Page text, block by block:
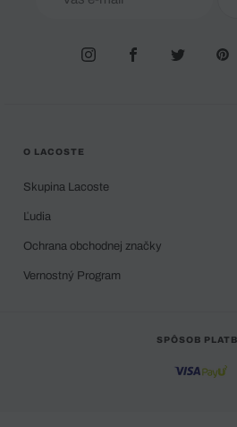
O LACOSTE
Skupina Lacoste
Ľudia
Ochrana obchodnej značky
Vernostný Program
SPÔSOB